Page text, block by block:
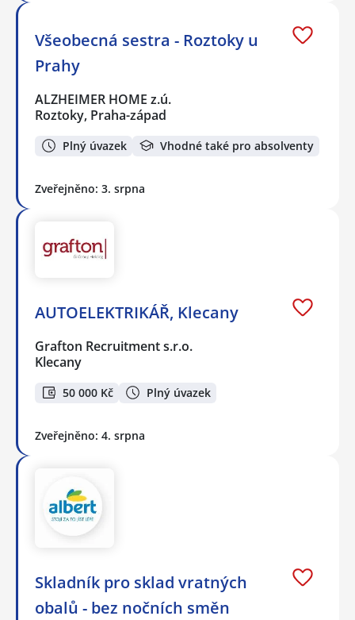
Všeobecná sestra - Roztoky u
Prahy
ALZHEIMER HOME z.ú.
Roztoky, Praha-západ
Plný úvazek Vhodné také pro absolventy
Zveřejněno: 3. srpna
AUTOELEKTRIKÁŘ, Klecany
Grafton Recruitment s.r.o.
Klecany
50 000 Kč Plný úvazek
Zveřejněno: 4. srpna
Skladník pro sklad vratných
obalů - bez nočních směn